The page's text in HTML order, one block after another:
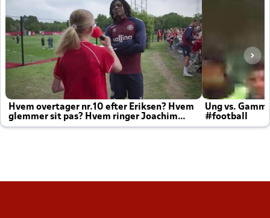
Hvem overtager nr.10 efter Eriksen? Hvem
glemmer sit pas? Hvem ringer Joachim
altid til efter kampe?
Ung vs.
#football